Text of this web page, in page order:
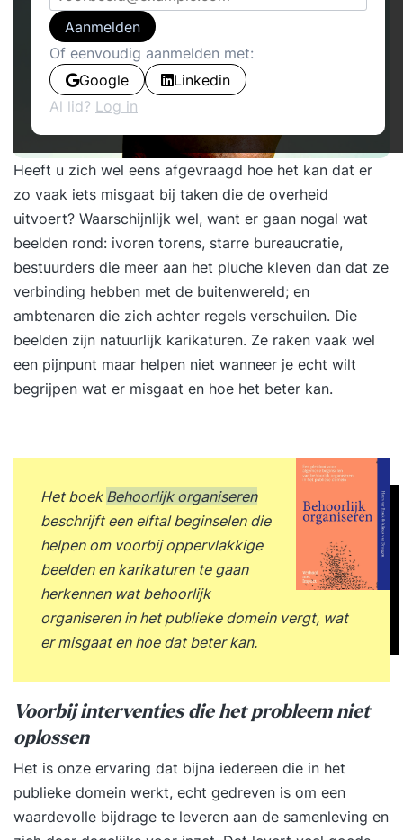
Heeft u zich wel eens afgevraagd hoe het kan dat er
zo vaak iets misgaat bij taken die de overheid
uitvoert? Waarschijnlijk wel, want er gaan nogal wat
beelden rond: ivoren torens, starre bureaucratie,
bestuurders die meer aan het pluche kleven dan dat ze
verbinding hebben met de buitenwereld; en
ambtenaren die zich achter regels verschuilen. Die
beelden zijn natuurlijk karikaturen. Ze raken vaak wel
een pijnpunt maar helpen niet wanneer je echt wilt
begrijpen wat er misgaat en hoe het beter kan.
Het boek Behoorlijk organiseren
beschrijft een elftal beginselen die
helpen om voorbij oppervlakkige
beelden en karikaturen te gaan
herkennen wat behoorlijk
organiseren in het publieke domein vergt, wat
er misgaat en hoe dat beter kan.
Voorbij interventies die het probleem niet
oplossen
Het is onze ervaring dat bijna iedereen die in het
publieke domein werkt, echt gedreven is om een
waardevolle bijdrage te leveren aan de samenleving en
Aanmelden
Of eenvoudig aanmelden met:
Google
Linkedin
Al lid? Log in